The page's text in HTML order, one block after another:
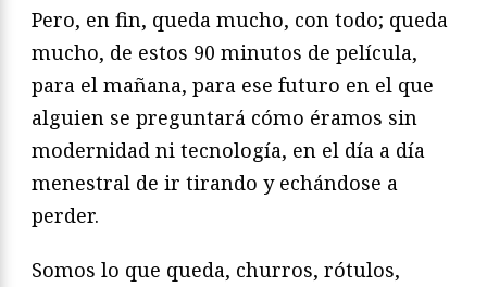
Pero, en fin, queda mucho, con todo; queda
mucho, de estos 90 minutos de película,
para el mañana, para ese futuro en el que
alguien se preguntará cómo éramos sin
modernidad ni tecnología, en el día a día
menestral de ir tirando y echándose a
perder.
Somos lo que queda, churros, rótulos,